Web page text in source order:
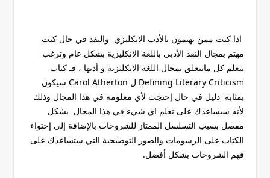
اذا كنت ممن يهتمون بالأدب الانكليزي والنقد في حال كنت
مهتم بمجال النقد الأدبي باللغة الانكليزية بشكل عام وترغب
بتعلم كل مايتعلق بمجال اللغة الانكليزية و أدبها ، فـ كتاب
Defining Literary Criticism ل Carol Atherton سيكون
بمثابة دليل في حال إحتجت لأي معلومة في هذا المجال وذلك
لأنه سيساعدك على تعلم اي شيء في هذا المجال بشكل
مفصل بسبب التسلسل الممتاز للشروحات بالإضافة إلى إحتواء
الكتاب على الرسومات والصور التوضيحية التي ستساعدك على
فهم الشروحات بشكل أفضل.